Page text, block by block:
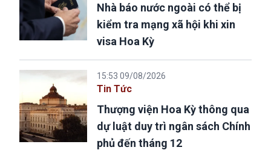
Nhà báo nước ngoài có thể bị
kiểm tra mạng xã hội khi xin
visa Hoa Kỳ
15:53 09/08/2026
Tin Tức
Thượng viện Hoa Kỳ thông qua
dự luật duy trì ngân sách Chính
phủ đến tháng 12